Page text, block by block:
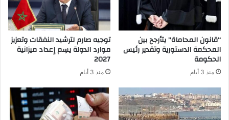
“قانون المحاماة” يتأرجح بين
المحكمة الدستورية وتقدير رئيس
الحكومة
منذ 3 أيام
توجيه صارم لترشيد النفقات وتعزيز
موارد الدولة يسِم إعداد ميزانية
2027
منذ 3 أيام